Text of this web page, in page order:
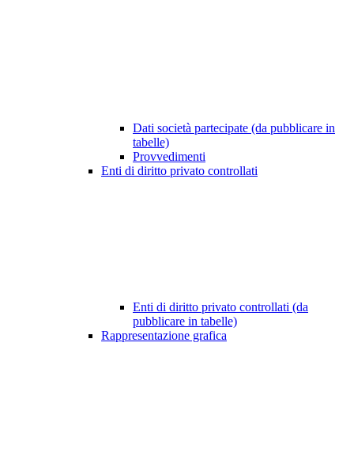
Dati società partecipate (da pubblicare in
tabelle)
Provvedimenti
Enti di diritto privato controllati
Enti di diritto privato controllati (da
pubblicare in tabelle)
Rappresentazione grafica